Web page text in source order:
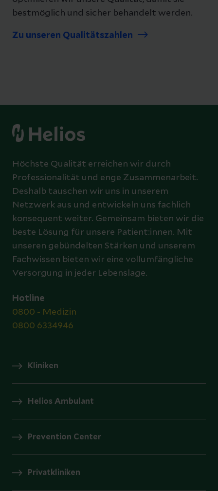
bestmöglich und sicher behandelt werden.
Zu unseren Qualitätszahlen
Höchste Qualität erreichen wir durch
Professionalität und enge Zusammenarbeit.
Deshalb tauschen wir uns in unserem
Netzwerk aus und entwickeln uns fachlich
konsequent weiter. Gemeinsam bieten wir die
beste Lösung für unsere Patient:innen. Mit
unseren gebündelten Stärken und unserem
Fachwissen bieten wir eine vollumfängliche
Versorgung in jeder Lebenslage.
Hotline
0800 - Medizin
0800 6334946
Kliniken
Helios Ambulant
Prevention Center
Privatkliniken